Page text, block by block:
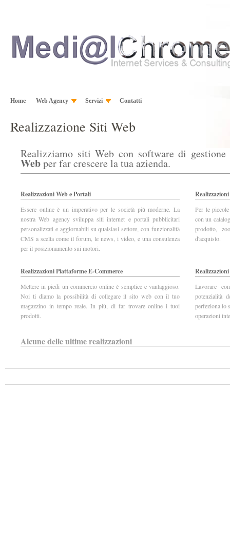
Home Web Agency Servizi Contatti
Realizzazione Siti Web
Realizziamo siti Web con software di gestione
Webper far crescere la tua azienda.
Realizzazioni Web e Portali
Essere online è un imperativo per le società più moderne. La
nostra Web agency sviluppa siti internet e portali pubblicitari
personalizzati e aggiornabili su qualsiasi settore, con funzionalità
CMS a scelta come il forum, le news, i video, e una consulenza
per il posizionamento sui motori.
Realizzazioni Piattaforme E-Commerce
Mettere in piedi un commercio online è semplice e vantaggioso.
Noi ti diamo la possibilità di collegare il sito web con il tuo
magazzino in tempo reale. In più, di far trovare online i tuoi
prodotti.
Per le
con un
prodotto,
d'acquisto.
Lavorare
potenzialità
perfeziona lo
operazioni
Alcune delle ultime realizzazioni